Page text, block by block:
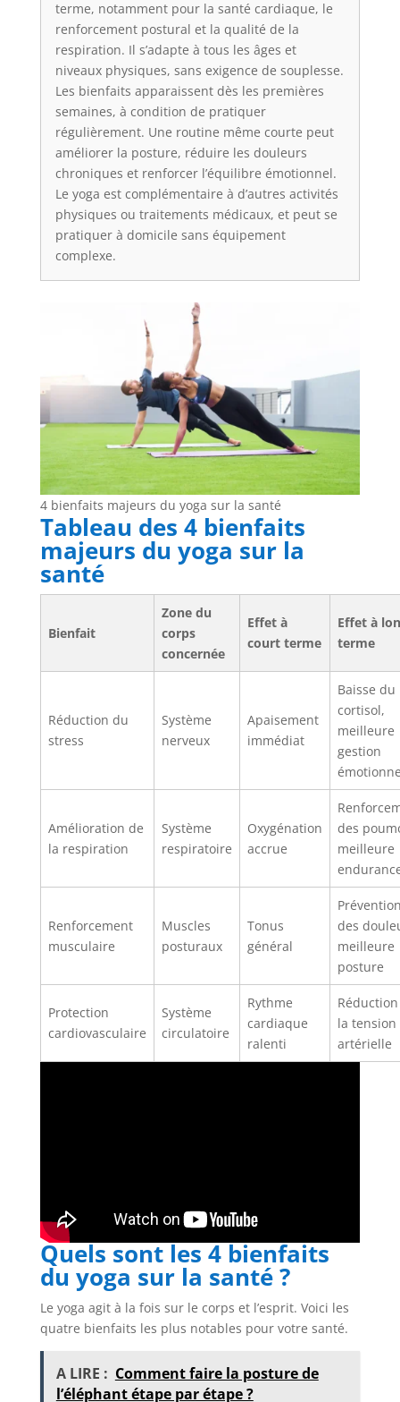
terme, notamment pour la santé cardiaque, le
renforcement postural et la qualité de la
respiration. Il s’adapte à tous les âges et
niveaux physiques, sans exigence de souplesse.
Les bienfaits apparaissent dès les premières
semaines, à condition de pratiquer
régulièrement. Une routine même courte peut
améliorer la posture, réduire les douleurs
chroniques et renforcer l’équilibre émotionnel.
Le yoga est complémentaire à d’autres activités
physiques ou traitements médicaux, et peut se
pratiquer à domicile sans équipement
complexe.
4 bienfaits majeurs du yoga sur la santé
Tableau des 4 bienfaits
majeurs du yoga sur la
santé
Bienfait
Zone du
corps
concernée
Effet à
court terme
Effet à
terme
Réduction du
stress
Système
nerveux
Apaisement
immédiat
Baisse du
cortisol,
meilleure
gestion
Amélioration de
la respiration
Système
respiratoire
Oxygénation
accrue
des
meilleure
Renforcement
musculaire
Muscles
posturaux
Tonus
général
des
meilleure
posture
Protection
cardiovasculaire
Système
circulatoire
Rythme
cardiaque
ralenti
la tension
artérielle
Quels sont les 4 bienfaits
du yoga sur la santé ?
Le yoga agit à la fois sur le corps et l’esprit. Voici les
quatre bienfaits les plus notables pour votre santé.
A LIRE : Comment faire la posture de
l’éléphant étape par étape ?